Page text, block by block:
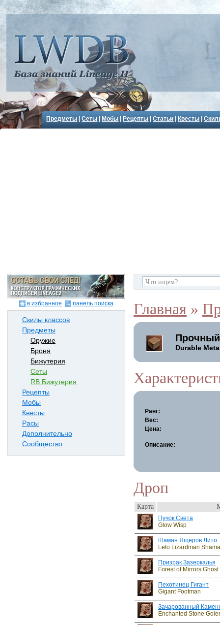
Предметы |Сеты Мобы Рецепты |Статьи Квесты |
в избранное панель поиска
Скилы классов
Предметы
Оружие
Броня
Бижутерия
Сеты
RB Бижутерия
Рецепты
Мобы
Квесты
Расы
Дополнительно
Сообщество
Главная »
Durable
Ранг:
Вес:
Цена:
Описание:
Дроп
Карта
Пучок Света
Glow Wisp
Шаман Ящеров Лито
Leto Lizardman
Призрак Зазеркалья
Forest of Mirrors Ghost
Пехотинец Гигант
Gigant Footman
Зачарованный
Enchanted Stone